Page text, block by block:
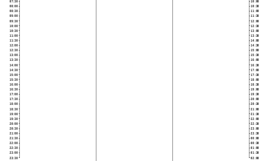
07:30
08:00
08:30
09:00
09:30
10:00
10:30
11:00
11:30
12:00
12:30
13:00
13:30
14:00
14:30
15:00
15:30
16:00
16:30
17:00
17:30
18:00
18:30
19:00
19:30
20:00
20:30
21:00
21:30
22:00
22:30
23:00
23:30
10:00
10:30
11:00
11:30
12:00
12:30
13:00
13:30
14:00
14:30
15:00
15:30
16:00
16:30
17:00
17:30
18:00
18:30
19:00
19:30
20:00
20:30
21:00
21:30
22:00
22:30
23:00
23:30
00:00
00:30
01:00
01:30
02:00